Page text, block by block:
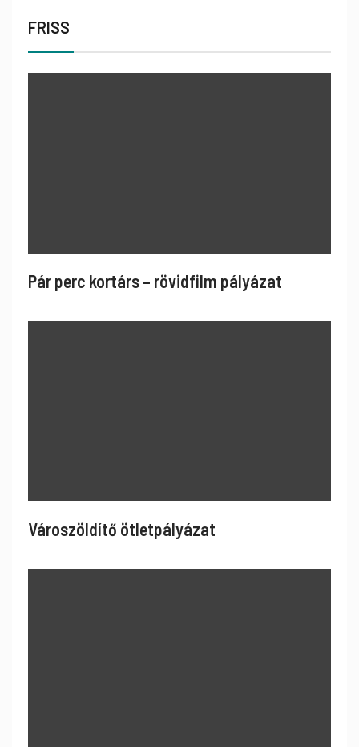
FRISS
Pár perc kortárs – rövidfilm pályázat
Városzöldítő ötletpályázat